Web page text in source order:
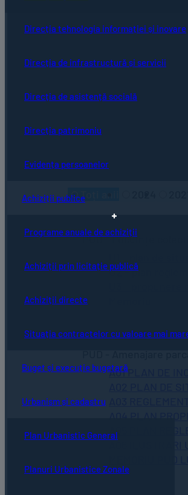
Direcția tehnologia informației și inovare
Direcția de infrastructură și servicii
Direcția de asistență socială
Direcția patrimoniu
Evidența persoanelor
Achiziții publice
Programe anuale de achiziții
Achiziții prin licitație publică
Achiziții directe
Situația contractelor cu valoare mai
Buget și execuție bugetară
Urbanism și cadastru
Plan Urbanistic General
Planuri Urbanistice Zonale
Toți anii
PUD - Locuințe
U2 – plan
PUD - Amenajare
A01 PLAN DE
A04 PLAN
A05 PLAN